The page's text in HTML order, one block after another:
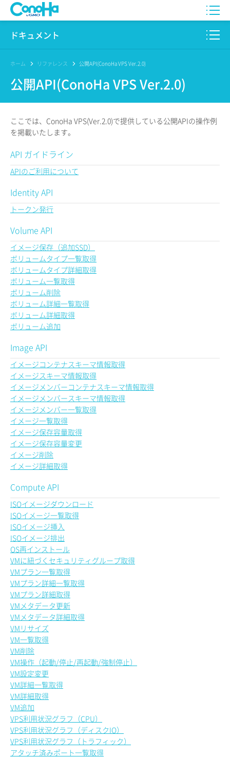
WING
for GAME
Pencil
サービス一覧
ログイン
ドキュメント
このサイトについて
プロダクト
リリースノート
ホーム リファレンス 公開API(ConoHa VPS Ver.2.0)
公開API(ConoHa VPS Ver.2.0)
ここでは、ConoHa VPS(Ver.2.0)で提供している公開APIの操作例
を掲載いたします。
API ガイドライン
APIのご利用について
Identity API
トークン発行
Volume API
イメージ保存（追加SSD）
ボリュームタイプ一覧取得
ボリュームタイプ詳細取得
ボリューム一覧取得
ボリューム削除
ボリューム詳細一覧取得
ボリューム詳細取得
ボリューム追加
Image API
イメージコンテナスキーマ情報取得
イメージスキーマ情報取得
イメージメンバーコンテナスキーマ情報取得
イメージメンバースキーマ情報取得
イメージメンバー一覧取得
イメージ一覧取得
イメージ保存容量取得
イメージ保存容量変更
イメージ削除
イメージ詳細取得
Compute API
ISOイメージダウンロード
ISOイメージ一覧取得
ISOイメージ挿入
ISOイメージ排出
OS再インストール
VMに紐づくセキュリティグループ取得
VMプラン一覧取得
VMプラン詳細一覧取得
VMプラン詳細取得
VMメタデータ更新
VMメタデータ詳細取得
VMリサイズ
VM一覧取得
VM削除
VM操作（起動/停止/再起動/強制停止）
VM設定変更
VM詳細一覧取得
VM詳細取得
VM追加
VPS利用状況グラフ（CPU）
VPS利用状況グラフ（ディスクIO）
VPS利用状況グラフ（トラフィック）
アタッチ済みポート一覧取得